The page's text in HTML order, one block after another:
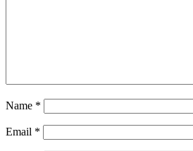
Name *
Email *